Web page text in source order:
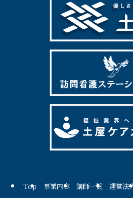
Top 事業内容 講師一覧 運営法